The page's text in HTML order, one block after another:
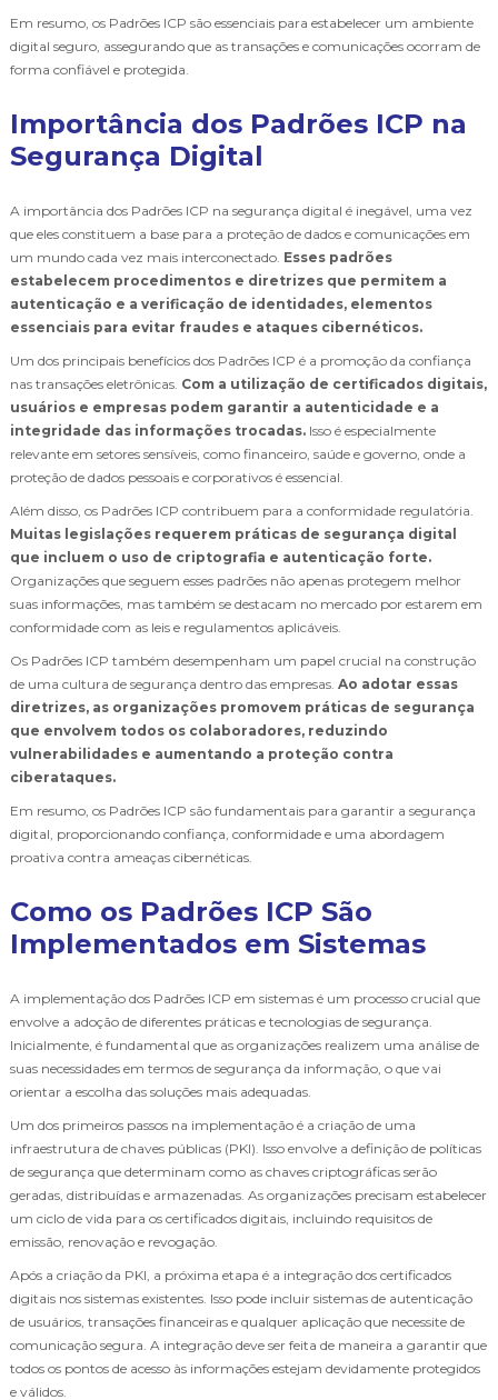
Em resumo, os Padrões ICP são essenciais para estabelecer um ambiente
digital seguro, assegurando que as transações e comunicações ocorram de
forma confiável e protegida.
Importância dos Padrões ICP na
Segurança Digital
A importância dos Padrões ICP na segurança digital é inegável, uma vez
que eles constituem a base para a proteção de dados e comunicações em
um mundo cada vez mais interconectado. Esses padrões
estabelecem procedimentos e diretrizes que permitem a
autenticação e a verificação de identidades, elementos
essenciais para evitar fraudes e ataques cibernéticos.
Um dos principais benefícios dos Padrões ICP é a promoção da confiança
nas transações eletrônicas. Com a utilização de certificados digitais,
usuários e empresas podem garantir a autenticidade e a
integridade das informações trocadas. Isso é especialmente
relevante em setores sensíveis, como financeiro, saúde e governo, onde a
proteção de dados pessoais e corporativos é essencial.
Além disso, os Padrões ICP contribuem para a conformidade regulatória.
Muitas legislações requerem práticas de segurança digital
que incluem o uso de criptografia e autenticação forte.
Organizações que seguem esses padrões não apenas protegem melhor
suas informações, mas também se destacam no mercado por estarem em
conformidade com as leis e regulamentos aplicáveis.
Os Padrões ICP também desempenham um papel crucial na construção
de uma cultura de segurança dentro das empresas. Ao adotar essas
diretrizes, as organizações promovem práticas de segurança
que envolvem todos os colaboradores, reduzindo
vulnerabilidades e aumentando a proteção contra
ciberataques.
Em resumo, os Padrões ICP são fundamentais para garantir a segurança
digital, proporcionando confiança, conformidade e uma abordagem
proativa contra ameaças cibernéticas.
Como os Padrões ICP São
Implementados em Sistemas
A implementação dos Padrões ICP em sistemas é um processo crucial que
envolve a adoção de diferentes práticas e tecnologias de segurança.
Inicialmente, é fundamental que as organizações realizem uma análise de
suas necessidades em termos de segurança da informação, o que vai
orientar a escolha das soluções mais adequadas.
Um dos primeiros passos na implementação é a criação de uma
infraestrutura de chaves públicas (PKI). Isso envolve a definição de políticas
de segurança que determinam como as chaves criptográficas serão
geradas, distribuídas e armazenadas. As organizações precisam estabelecer
um ciclo de vida para os certificados digitais, incluindo requisitos de
emissão, renovação e revogação.
Após a criação da PKI, a próxima etapa é a integração dos certificados
digitais nos sistemas existentes. Isso pode incluir sistemas de autenticação
de usuários, transações financeiras e qualquer aplicação que necessite de
comunicação segura. A integração deve ser feita de maneira a garantir que
todos os pontos de acesso às informações estejam devidamente protegidos
e válidos.